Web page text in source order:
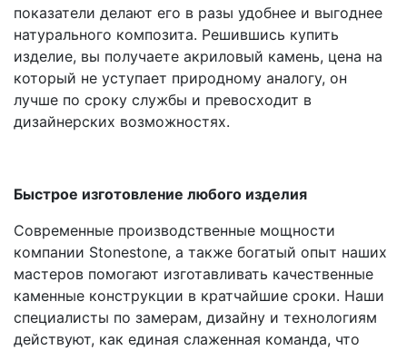
показатели делают его в разы удобнее и выгоднее
натурального композита. Решившись купить
изделие, вы получаете акриловый камень, цена на
который не уступает природному аналогу, он
лучше по сроку службы и превосходит в
дизайнерских возможностях.
Быстрое изготовление любого изделия
Современные производственные мощности
компании Stonestone, а также богатый опыт наших
мастеров помогают изготавливать качественные
каменные конструкции в кратчайшие сроки. Наши
специалисты по замерам, дизайну и технологиям
действуют, как единая слаженная команда, что